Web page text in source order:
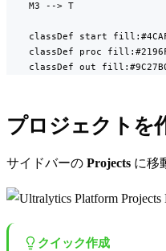
    M3 --> T
classDef start
classDef proc
classDef out
プロジェクトを
サイドバーの Projects に移
クイック作成